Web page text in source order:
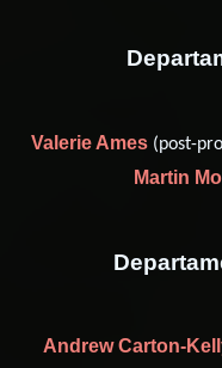
Valerie Ames(post-
Martin
Andrew Carton-